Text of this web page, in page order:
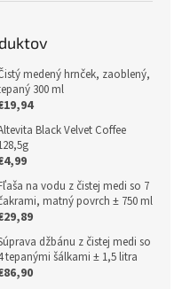
medený hrnček, zaoblený,
300 ml
Black Velvet Coffee
na vodu z čistej medi so 7
matný povrch ± 750 ml
džbánu z čistej medi so
tepanými šálkami ± 1,5 litra